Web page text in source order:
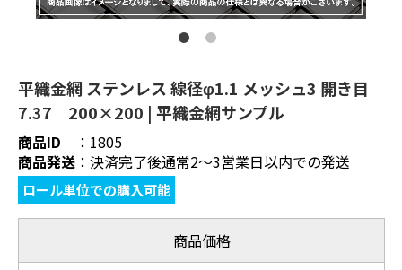
平織金網 ステンレス 線径φ1.1 メッシュ3 開き目
7.37 200×200 | 平織金網サンプル
商品ID ： 1805
商品発送 ： 決済完了後通常2～3営業日以内での発送
ロール単位での購入可能
商品価格